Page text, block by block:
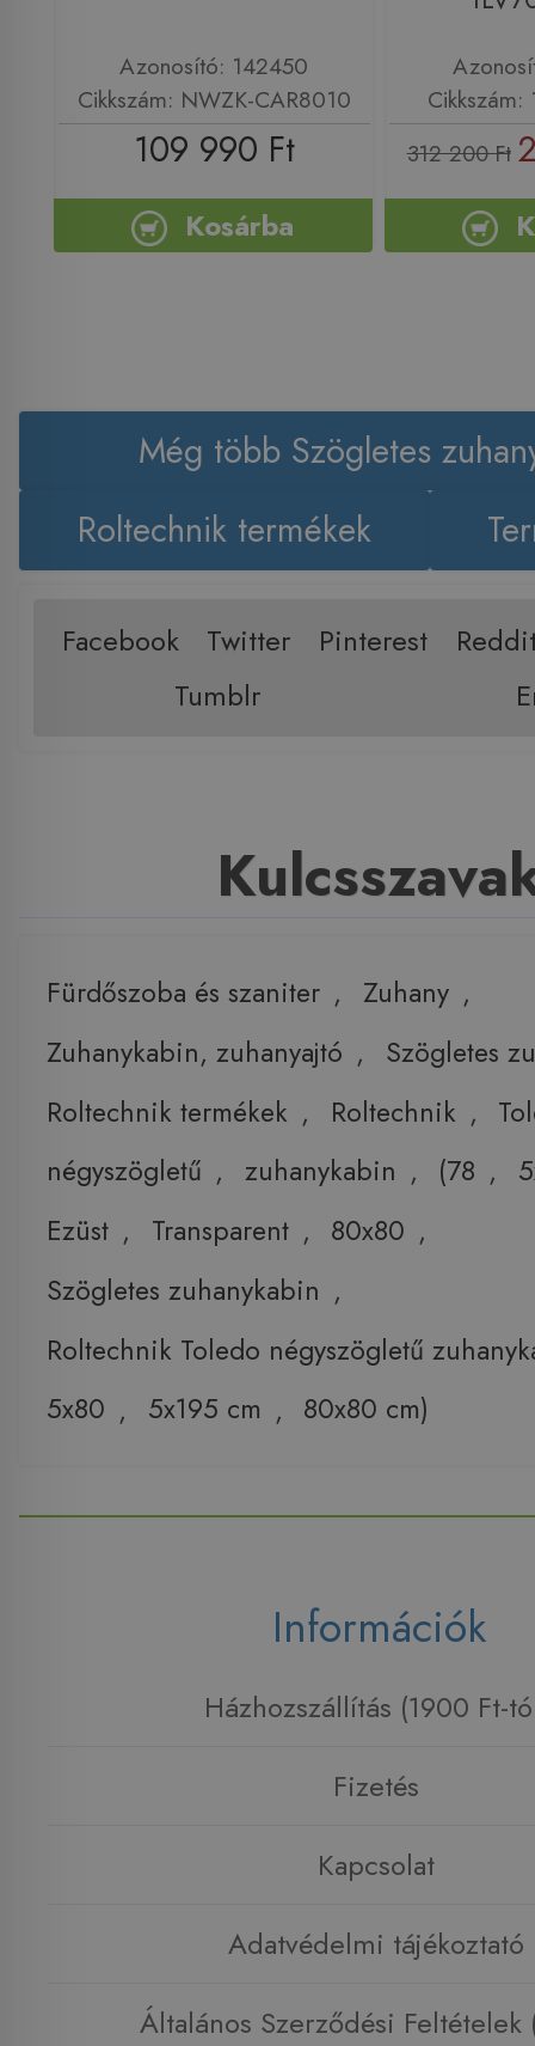
Azonosító: 142450
Cikkszám: NWZK-CAR8010
109 990 Ft
Kosárba
312 200 Ft
Még több Szögletes
Roltechnik termékek
Facebook Twitter Pinterest
Tumblr
Fürdőszoba és szaniter , Zuhany ,
Zuhanykabin, zuhanyajtó ,
Szögletes
Roltechnik termékek , Roltechnik ,
négyszögletű , zuhanykabin , (78 ,
Ezüst , Transparent , 80x80 ,
Szögletes zuhanykabin ,
Roltechnik Toledo négyszögletű
5x80 , 5x195 cm , 80x80 cm)
Információk
Házhozszállítás (1900 Ft-
Fizetés
Kapcsolat
Adatvédelmi tájékoztató
Általános Szerződési Feltételek